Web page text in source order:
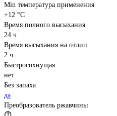
Min температура применения
+12 °С
Время полного высыхания
24 ч
Время высыхания на отлип
2 ч
Быстросохнущая
нет
Без запаха
да
Преобразователь ржавчины